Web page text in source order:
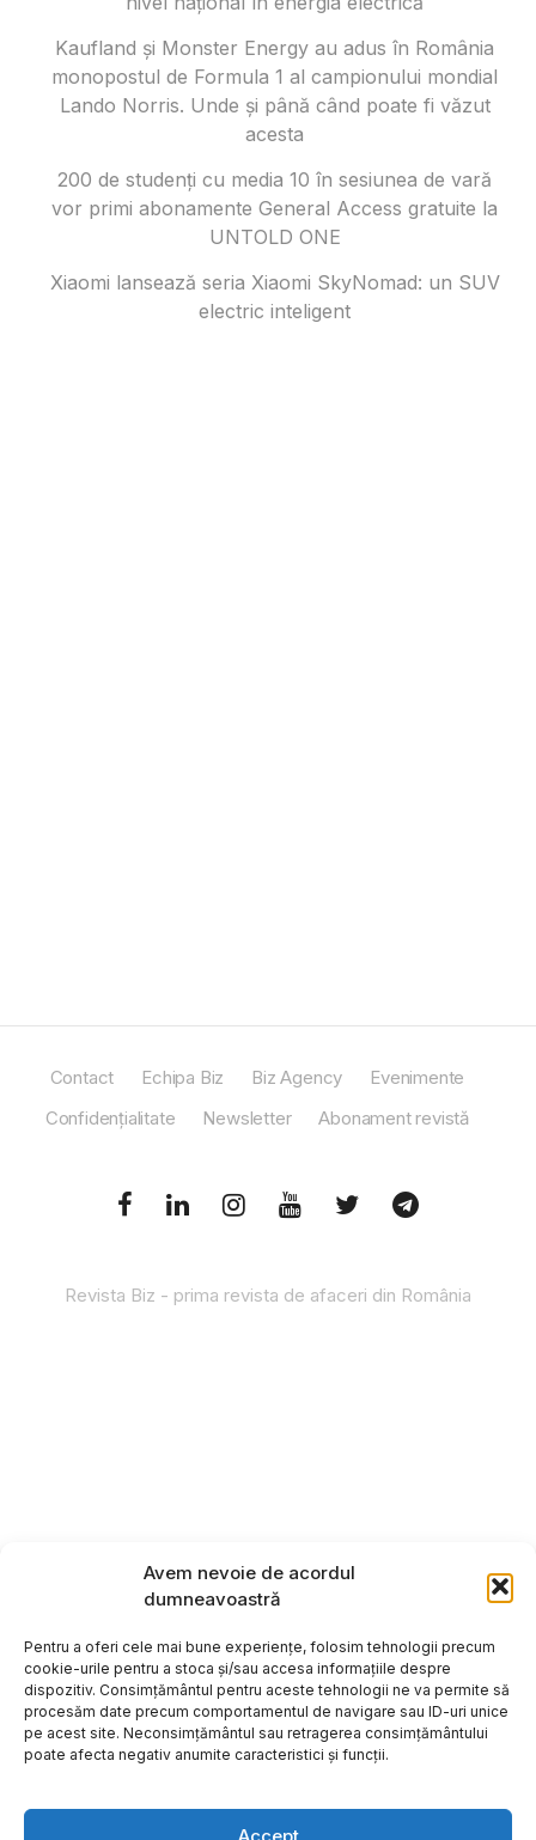
Avem nevoie de acordul
dumneavoastră
Pentru a oferi cele mai bune experiențe, folosim tehnologii precum
cookie-urile pentru a stoca și/sau accesa informațiile despre
dispozitiv. Consimțământul pentru aceste tehnologii ne va permite să
procesăm date precum comportamentul de navigare sau ID-uri unice
pe acest site. Neconsimțământul sau retragerea consimțământului
poate afecta negativ anumite caracteristici și funcții.
Accept
Kaufland și Monster Energy au adus în România
monopostul de Formula 1 al campionului mondial
Lando Norris. Unde și până când poate fi văzut
acesta
200 de studenți cu media 10 în sesiunea de vară
vor primi abonamente General Access gratuite la
UNTOLD ONE
Xiaomi lansează seria Xiaomi SkyNomad: un SUV
electric inteligent
Contact Echipa Biz Biz Agency
Evenimente
Confidențialitate
Newsletter Abonament revistă
Revista Biz - prima revista de afaceri din România